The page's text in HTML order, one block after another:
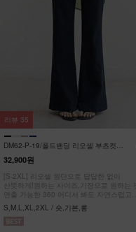
DM62-P-19/폴드밴딩 리오셀 부츠컷팬
32,900원
[S-2XL] 리오셀 원단으로 답답한 없이
산뜻하게!원하는 사이즈,기장으로 원하는 핏
연출 가능한 360 어디서 봐도 자연스럽고
균형잡힌 부츠컷 팬츠
S,M,L,XL,2XL / 숏,기본,롱
리뷰 35